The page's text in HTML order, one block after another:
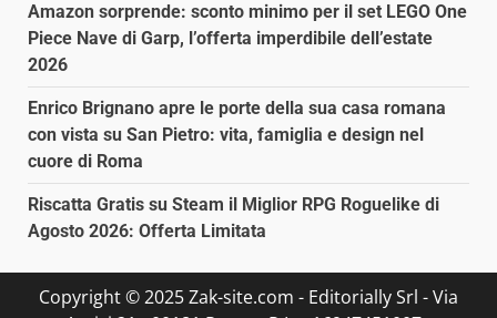
Amazon sorprende: sconto minimo per il set LEGO One
Piece Nave di Garp, l’offerta imperdibile dell’estate
2026
Enrico Brignano apre le porte della sua casa romana
con vista su San Pietro: vita, famiglia e design nel
cuore di Roma
Riscatta Gratis su Steam il Miglior RPG Roguelike di
Agosto 2026: Offerta Limitata
Copyright © 2025 Zak-site.com - Editorially Srl - Via